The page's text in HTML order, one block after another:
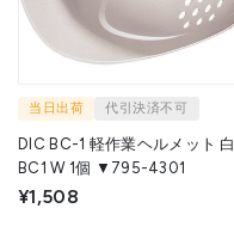
当日出荷 代引決済不可
DIC BC-1 軽作業ヘルメット 白
BC1 W 1個 ▼795-4301
¥1,508